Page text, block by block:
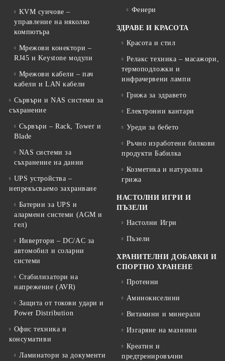
KVM суичове –
управление на няколко
компютъра
Мрежови конектори –
RJ45 и Keystone модули
Мрежови кабели – пач
кабели и LAN кабели
Сървъри и NAS системи за
съхранение
Сървъри – Rack, Tower и
Blade
NAS системи за
съхранение на данни
UPS устройства –
непрекъсваемо захранване
Батерии за UPS и
алармени системи (AGM и
гел)
Инвертори – DC/AC за
автомобил и соларни
системи
Стабилизатори на
напрежение (AVR)
Защита от токови удари и
Power Distribution
Офис техника и
консумативи
Ламинатори за документи
Фенери
ЗДРАВЕ И КРАСОТА
Красота и стил
Релакс техника – масажори,
термоподложки и
инфрачервени лампи
Грижа за здравето
Електронни кантари
Уреди за бебето
Ръчно изработени билкови
продукти Бабилка
Козметика и натурална
грижа
НАСТОЛНИ ИГРИ И
ПЪЗЕЛИ
Настолни Игри
Пъзели
ХРАНИТЕЛНИ ДОБАВКИ И
СПОРТНО ХРАНЕНЕ
Протеини
Аминокиселини
Витамини и минерали
Изгаряне на мазнини
Креатин и
предтренировъчни